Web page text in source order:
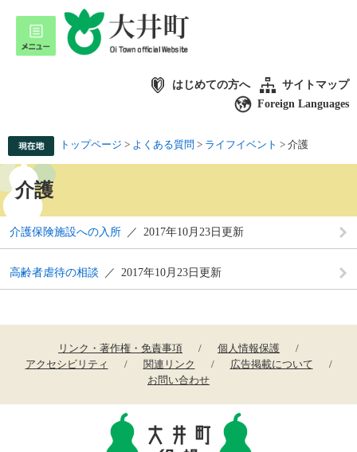
はじめての方へ
サイトマップ
Foreign Languages
トップページ > よくある質問 > ライフイベント > 介護
介護
介護保険施設への入所 2017年10月23日更新
高齢者虐待の相談 2017年10月23日更新
リンク・著作権・免責事項
個人情報保護
アクセシビリティ
関連リンク
広告掲載について
お問い合わせ